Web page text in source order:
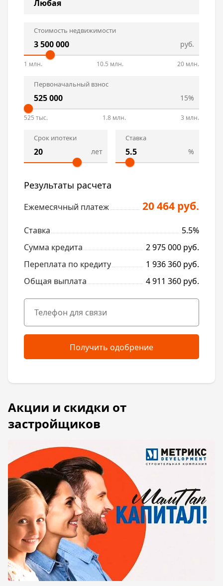
Стоимость недвижимости
руб.
1 млн. 10.5 млн. 20 млн.
Первоначальный взнос
15%
525 тыс. 1.8 млн. 3 млн.
Срок ипотеки
лет
Ставка
%
Результаты расчета
Ежемесячный платеж 20 464 руб.
Ставка
5.5%
Сумма кредита
2 975 000 руб.
Переплата по кредиту
1 936 360 руб.
Общая выплата
4 911 360 руб.
Получить одобрение